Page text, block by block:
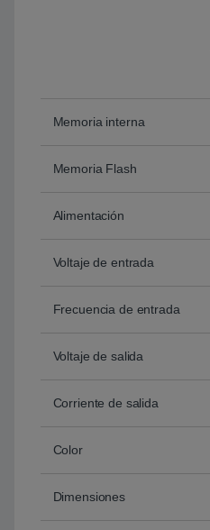
Memoria interna
Memoria Flash
Alimentación
Voltaje de entrada
Frecuencia de entrada
Voltaje de salida
Corriente de salida
Color
Dimensiones